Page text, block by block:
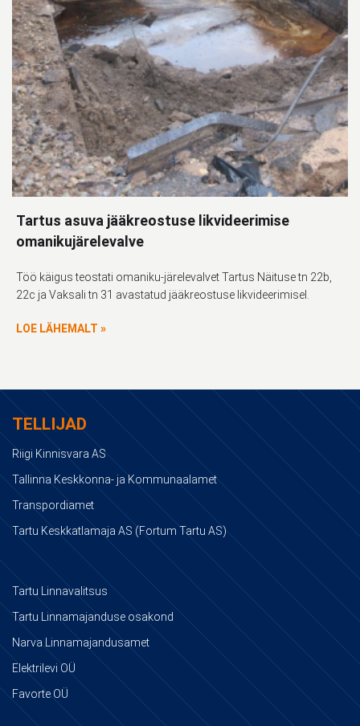
Tartus asuva jääkreostuse likvideerimise
omanikujärelevalve
Töö käigus teostati omaniku-järelevalvet Tartus Näituse tn 22b,
22c ja Vaksali tn 31 avastatud jääkreostuse likvideerimisel.
LOE LÄHEMALT »
TELLIJAD
Riigi Kinnisvara AS
Tallinna Keskkonna- ja Kommunaalamet
Transpordiamet
Tartu Keskkatlamaja AS (Fortum Tartu AS)
Tartu Linnavalitsus
Tartu Linnamajanduse osakond
Narva Linnamajandusamet
Elektrilevi OÜ
Favorte OÜ